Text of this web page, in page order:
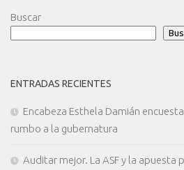
Buscar
ENTRADAS RECIENTES
Encabeza Esthela Damián
rumbo a la gubernatura
Auditar mejor. La ASF y la apuesta